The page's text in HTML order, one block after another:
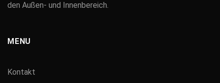
den Außen- und Innenbereich.
MENU
Kontakt